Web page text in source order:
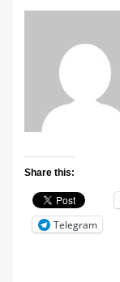
Share this:
Telegram